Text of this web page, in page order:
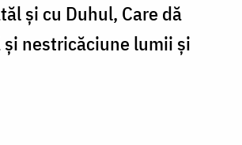
şi cu Duhul, Care dă
nestricăciune lumii şi